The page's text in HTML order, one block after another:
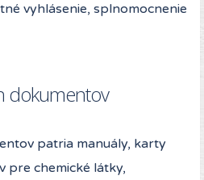
vyhlásenie, splnomocnenie
dokumentov
patria manuály, karty
pre chemické látky,